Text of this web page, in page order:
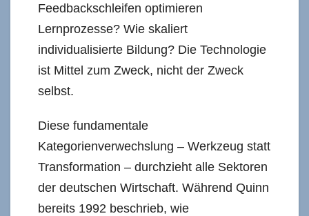
Feedbackschleifen optimieren
Lernprozesse? Wie skaliert
individualisierte Bildung? Die Technologie
ist Mittel zum Zweck, nicht der Zweck
selbst.
Diese fundamentale
Kategorienverwechslung – Werkzeug statt
Transformation – durchzieht alle Sektoren
der deutschen Wirtschaft. Während Quinn
bereits 1992 beschrieb, wie